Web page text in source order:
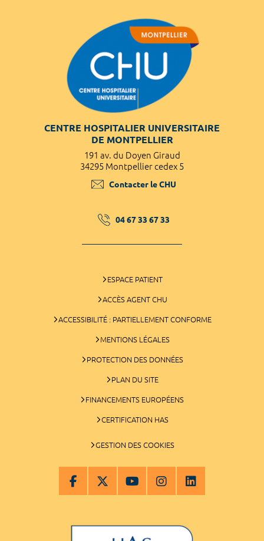
CENTRE HOSPITALIER UNIVERSITAIRE
DE MONTPELLIER
191 av. du Doyen Giraud
34295 Montpellier cedex 5
Contacter le CHU
04 67 33 67 33
ESPACE PATIENT
ACCÈS AGENT CHU
ACCESSIBILITÉ : PARTIELLEMENT CONFORME
MENTIONS LÉGALES
PROTECTION DES DONNÉES
PLAN DU SITE
FINANCEMENTS EUROPÉENS
CERTIFICATION HAS
GESTION DES COOKIES